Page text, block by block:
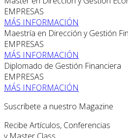
EMPRESAS
MÁS INFORMACIÓN
Maestría en Dirección y Gestión
EMPRESAS
MÁS INFORMACIÓN
Diplomado de Gestión Financiera
EMPRESAS
MÁS INFORMACIÓN
Suscríbete a nuestro Magazine
Recibe Artículos, Conferencias